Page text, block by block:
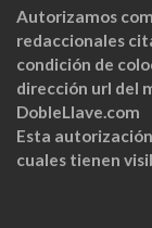
Autorizamos
redaccionales
condición de
dirección url del
DobleLlave.com
Esta
cuales tienen